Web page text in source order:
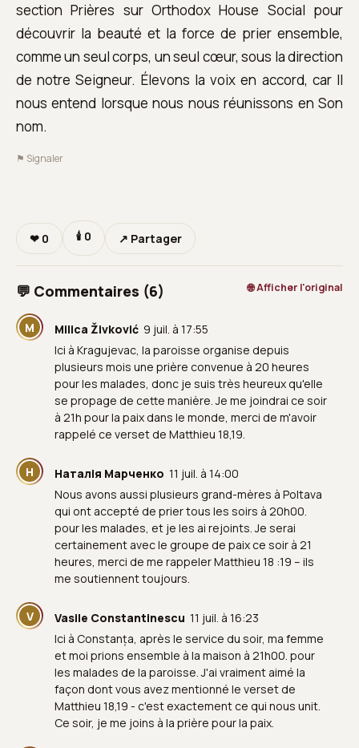
section Prières sur Orthodox House Social pour
découvrir la beauté et la force de prier ensemble,
comme un seul corps, un seul cœur, sous la direction
de notre Seigneur. Élevons la voix en accord, car Il
nous entend lorsque nous nous réunissons en Son
nom.
⚑ Signaler
❤ 0 🕯 0 ↗ Partager
💬 Commentaires (6) 🌐 Afficher l'original
M Milica Živković 9 juil. à 17:55
Ici à Kragujevac, la paroisse organise depuis
plusieurs mois une prière convenue à 20 heures
pour les malades, donc je suis très heureux qu'elle
se propage de cette manière. Je me joindrai ce soir
à 21h pour la paix dans le monde, merci de m'avoir
rappelé ce verset de Matthieu 18,19.
Н Наталія Марченко 11 juil. à 14:00
Nous avons aussi plusieurs grand-mères à Poltava
qui ont accepté de prier tous les soirs à 20h00.
pour les malades, et je les ai rejoints. Je serai
certainement avec le groupe de paix ce soir à 21
heures, merci de me rappeler Matthieu 18 :19 – ils
me soutiennent toujours.
V Vasile Constantinescu 11 juil. à 16:23
Ici à Constanța, après le service du soir, ma femme
et moi prions ensemble à la maison à 21h00. pour
les malades de la paroisse. J'ai vraiment aimé la
façon dont vous avez mentionné le verset de
Matthieu 18,19 - c'est exactement ce qui nous unit.
Ce soir, je me joins à la prière pour la paix.